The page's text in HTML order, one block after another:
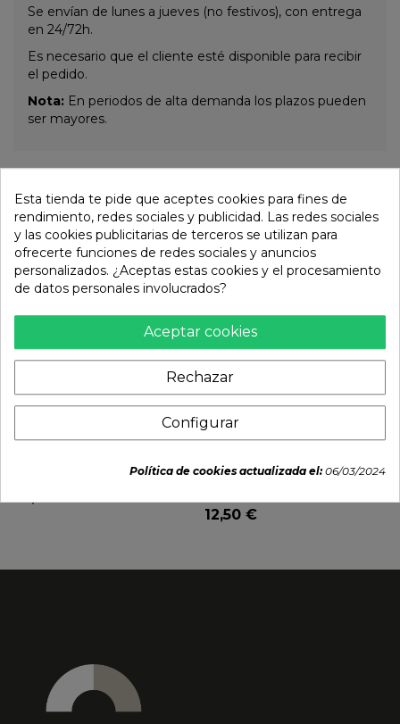
Se envían de lunes a jueves (no festivos), con entrega
en 24/72h.
Es necesario que el cliente esté disponible para recibir
el pedido.
Nota: En periodos de alta demanda los plazos pueden
ser mayores.
Otros productos de la misma
categoría:
Plato 23cm "Tsuchi
Plato Rectangular de
Porcelana 22x15cm -
12,50 €
Esta tienda te pide que aceptes cookies para fines de
rendimiento, redes sociales y publicidad. Las redes sociales
y las cookies publicitarias de terceros se utilizan para
ofrecerte funciones de redes sociales y anuncios
personalizados. ¿Aceptas estas cookies y el procesamiento
de datos personales involucrados?
Aceptar cookies
Rechazar
Configurar
Política de cookies actualizada el:06/03/2024